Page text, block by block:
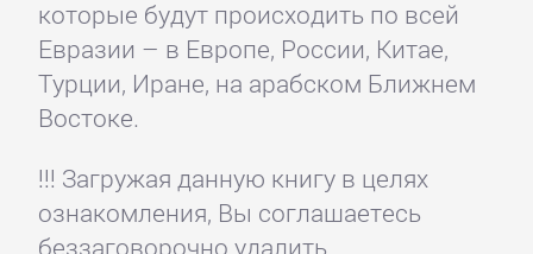
которые будут происходить по всей
Евразии – в Европе, России, Китае,
Турции, Иране, на арабском Ближнем
Востоке.
!!! Загружая данную книгу в целях
ознакомления, Вы соглашаетесь
беззаговорочно удалить